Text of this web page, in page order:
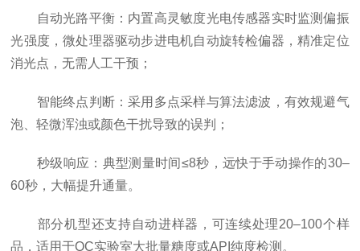
自动光路平衡：内置高灵敏度光电传感器实时监测偏振
光强度，微处理器驱动步进电机自动旋转检偏器，精准定位
消光点，无需人工干预；
智能终点判断：采用多点采样与算法滤波，有效规避气
泡、轻微浑浊或颜色干扰导致的误判；
秒级响应：典型测量时间≤8秒，远快于手动操作的30–
60秒，大幅提升通量。
部分机型还支持自动进样器，可连续处理20–100个样
品，适用于QC实验室大批量糖度或API纯度检测。